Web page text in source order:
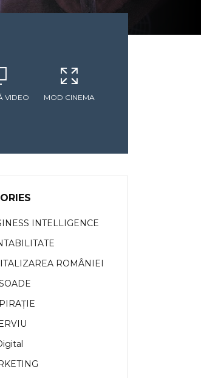
VIDEO MOD CINEMA
INTELLIGENCE
ROMÂNIEI